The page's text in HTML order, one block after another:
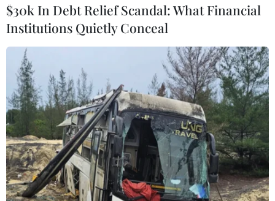
Nắng nóng trở lại Bắc Bộ từ ngày 29/5. (Ảnh: Hoàng Hiếu/
TTXVN)
Theo Trung tâm Dự báo khí tượng thủy văn
Quốc gia, từ 29/5, khu vực Bắc Bộ có nắng nóng
$30k In Debt Relief Scandal: What Financial
Institutions Quietly Conceal